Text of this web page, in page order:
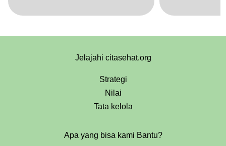
Jelajahi citasehat.org
Strategi
Nilai
Tata kelola
Apa yang bisa kami Bantu?